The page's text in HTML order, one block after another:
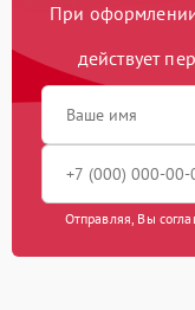
При
действует
Отправляя, Вы